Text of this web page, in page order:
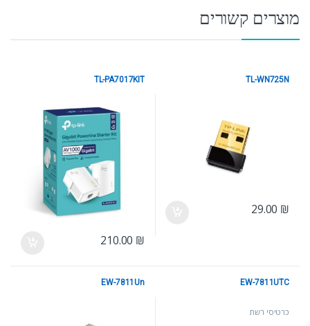
מוצרים קשורים
TL-WN725N
29.00 ₪
כרטיסי רשת
TL-PA7017KIT
210.00 ₪
כרטיסי רשת
EW-7811UTC
EW-7811Un